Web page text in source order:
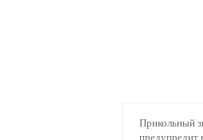
Прикольный
предупредит